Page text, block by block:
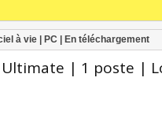
à vie | PC | En téléchargement
Ultimate | 1 poste |